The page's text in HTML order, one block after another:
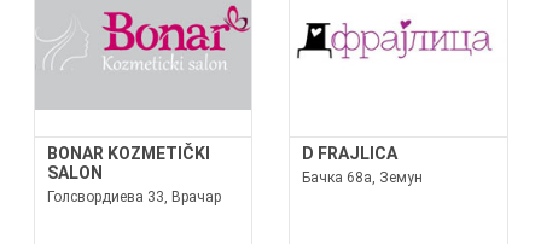
BONAR KOZMETIČKI
SALON
Голсвордиева 33, Врачар
D FRAJLICA
Бачка 68а, Земун